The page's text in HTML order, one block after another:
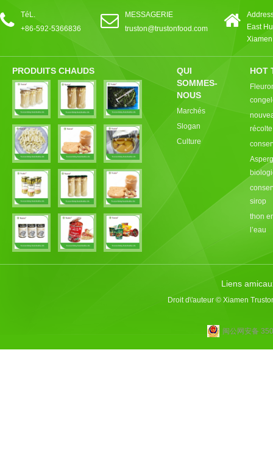
TéL.
+86-592-5366836
MESSAGERIE
truston@trustonfood.com
East
PRODUITS CHAUDS
QUI
SOMMES-
NOUS
Marchés
Slogan
Culture
HOT
sirop
thon
l’eau
Liens
Droit d\'auteur © Xiamen
闽公网安备